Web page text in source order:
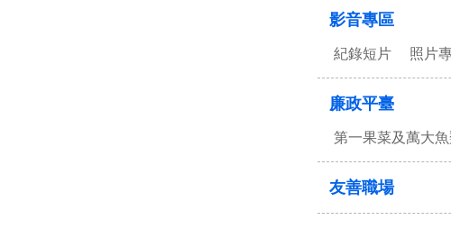
影音專區
紀錄短片 照片
廉政平臺
第一果菜及萬大
友善職場